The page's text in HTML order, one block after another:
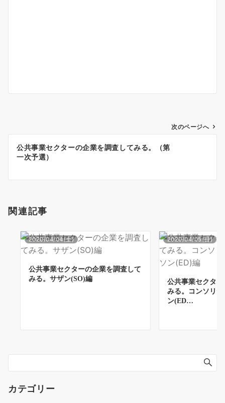
稿
ョ
次のページへ
公共事業セクターの企業を調査してみる。（第
一次予選）
関連記事
2020/04/04(土)
公共事業セクターの企業を調査して
みる。サザン(SO)編
2020/04/05(日)
公共事業セクタ
みる。コンソリ
ン(ED…
カテゴリー